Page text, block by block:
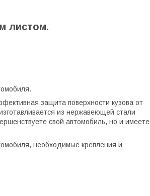
листом.
защита поверхности кузова от
из нержавеющей стали
свой автомобиль, но и имеете
необходимые крепления и